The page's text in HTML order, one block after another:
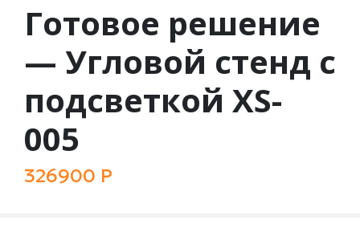
Готовое решение
— Угловой стенд с
подсветкой XS-
005
326900 Р